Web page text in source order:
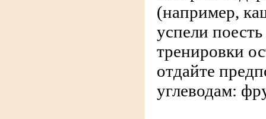
(например,
успели
тренировки
отдайте
углеводам: